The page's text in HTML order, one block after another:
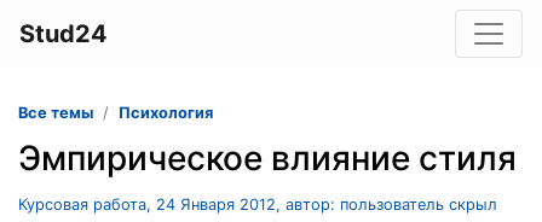
Stud24
Все темы Психология
Эмпирическое влияние стиля
Курсовая работа, 24 Января 2012, автор: пользователь скрыл